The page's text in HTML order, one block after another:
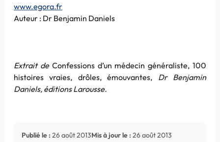
www.egora.fr
Auteur : Dr Benjamin Daniels
Extrait de Confessions d’un médecin généraliste, 100
histoires vraies, drôles, émouvantes, Dr Benjamin
Daniels, éditions Larousse.
Publié le : 26 août 2013Mis à jour le : 26 août 2013